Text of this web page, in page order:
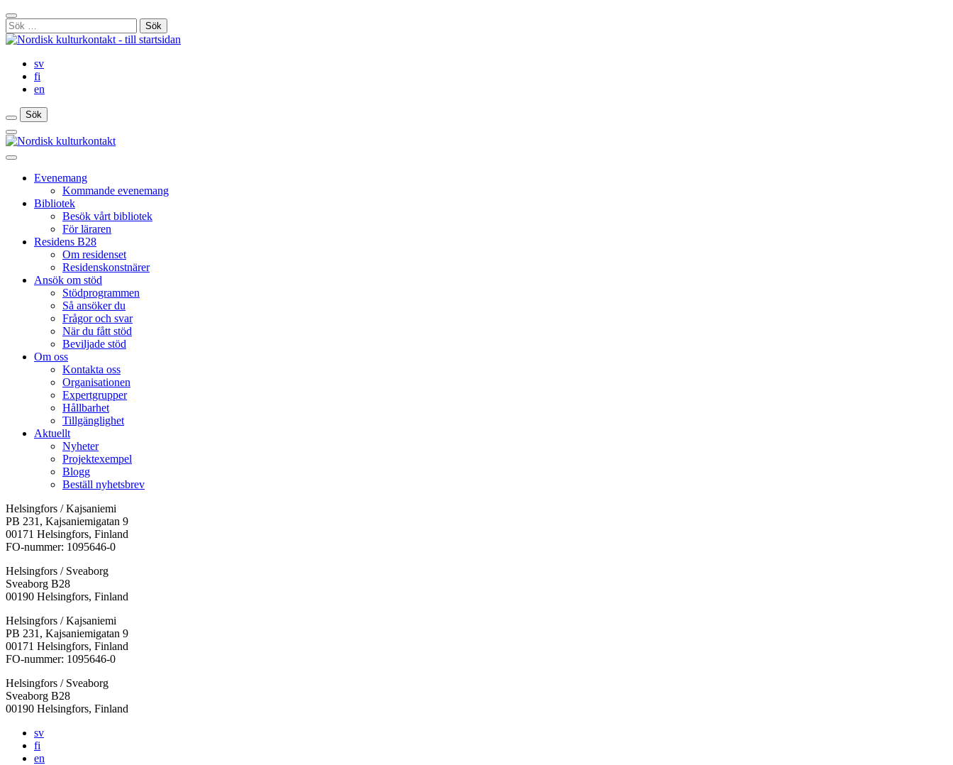
Gå
till
innehåll
Stäng
sökfält
Sök
efter:
sv
fi
en
Sök
Sök
Sök
Huvudmeny
Stäng
huvudmenyn
Evenemang
Kommande evenemang
Bibliotek
Besök vårt bibliotek
För läraren
Residens B28
Om residenset
Residenskonstnärer
Ansök om stöd
Stödprogrammen
Så ansöker du
Frågor och svar
När du fått stöd
Beviljade stöd
Om oss
Kontakta oss
Organisationen
Expertgrupper
Hållbarhet
Tillgänglighet
Aktuellt
Nyheter
Projektexempel
Blogg
Beställ nyhetsbrev
Helsingfors / Kajsaniemi
PB 231, Kajsaniemigatan 9
00171 Helsingfors, Finland
FO-nummer: 1095646-0
Helsingfors / Sveaborg
Sveaborg B28
00190 Helsingfors, Finland
Facebook:
Öppnas
i
en
flik
Instagram:
Öppnas
i
en
flik
TikTok:
Öppnas
i
en
flik
Youtube:
Öppnas
i
en
flik
Vimeo:
Öppnas
i
en
flik
Helsingfors / Kajsaniemi
PB 231, Kajsaniemigatan 9
00171 Helsingfors, Finland
FO-nummer: 1095646-0
Helsingfors / Sveaborg
Sveaborg B28
00190 Helsingfors, Finland
sv
fi
en